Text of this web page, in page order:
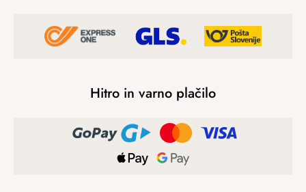
Hitro in varno plačilo